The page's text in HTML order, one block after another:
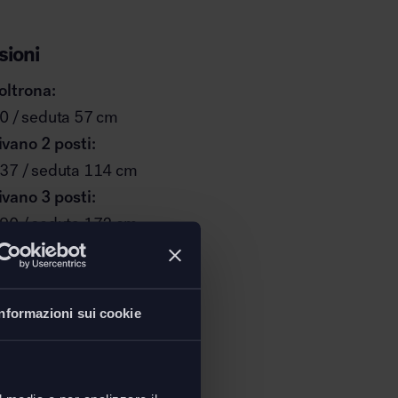
sui cookie
/ seduta 57 cm
2 posti:
/ seduta 114 cm
3 posti:
/ seduta 172 cm
/ seduta 52 cm